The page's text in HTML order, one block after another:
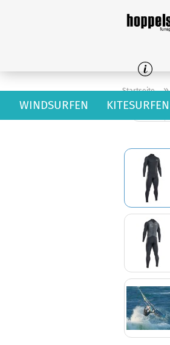
WINDSURFEN KITESURFEN
Startseite